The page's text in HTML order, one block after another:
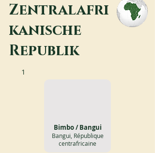
Zentralafri
kanische
Republik
1
Bimbo / Bangui
Bangui, République
centrafricaine